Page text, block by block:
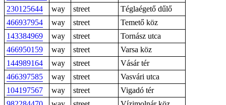
230125644
way street
Téglaégető dűlő
466937954
way street
Temető köz
143384969
way street
Tornász utca
466950159
way street
Varsa köz
144989164
way street
Vásár tér
466397585
way street
Vasvári utca
104197567
way street
Vigadó tér